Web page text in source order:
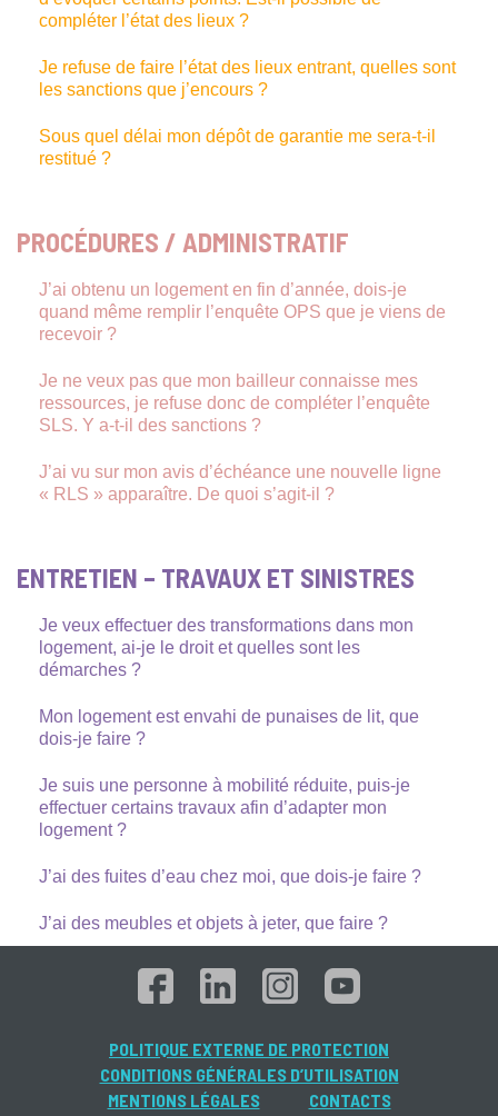
compléter l’état des lieux ?
Je refuse de faire l’état des lieux entrant, quelles sont
les sanctions que j’encours ?
Sous quel délai mon dépôt de garantie me sera-t-il
restitué ?
PROCÉDURES / ADMINISTRATIF
J’ai obtenu un logement en fin d’année, dois-je
quand même remplir l’enquête OPS que je viens de
recevoir ?
Je ne veux pas que mon bailleur connaisse mes
ressources, je refuse donc de compléter l’enquête
SLS. Y a-t-il des sanctions ?
J’ai vu sur mon avis d’échéance une nouvelle ligne
« RLS » apparaître. De quoi s’agit-il ?
ENTRETIEN – TRAVAUX ET SINISTRES
Je veux effectuer des transformations dans mon
logement, ai-je le droit et quelles sont les
démarches ?
Mon logement est envahi de punaises de lit, que
dois-je faire ?
Je suis une personne à mobilité réduite, puis-je
effectuer certains travaux afin d’adapter mon
logement ?
J’ai des fuites d’eau chez moi, que dois-je faire ?
J’ai des meubles et objets à jeter, que faire ?
POLITIQUE EXTERNE DE PROTECTION
CONDITIONS GÉNÉRALES D’UTILISATION
MENTIONS LÉGALES
CONTACTS